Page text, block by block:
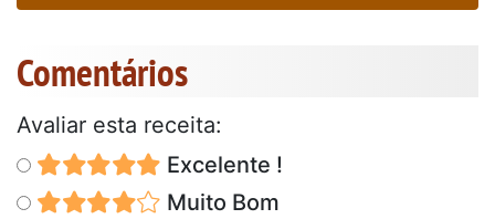
Comentários
Avaliar esta receita:
Excelente !
Muito Bom